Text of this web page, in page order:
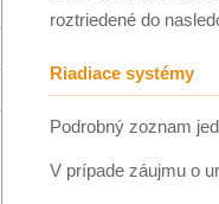
roztriedené do
Riadiace systémy
Podrobný zoznam
V prípade záujmu o